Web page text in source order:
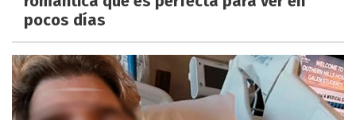
pocos días